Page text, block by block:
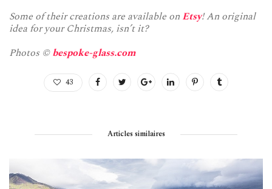
Some of their creations are available on Etsy! An original
idea for your Christmas, isn’t it?
Photos ©bespoke-glass.com
43
Articles similaires